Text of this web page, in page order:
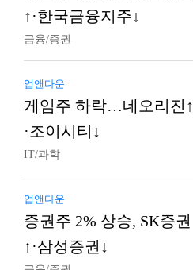
↑·한국금융지주↓
금융/증권
업앤다운
게임주 하락…네오리진↑
·조이시티↓
IT/과학
업앤다운
증권주 2% 상승, SK증권
↑·삼성증권↓